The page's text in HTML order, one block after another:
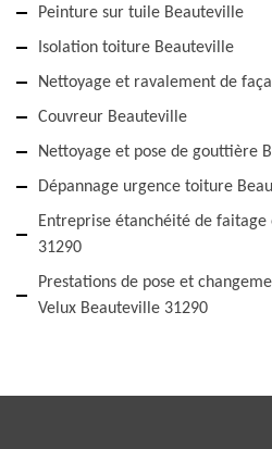
Peinture sur tuile Beauteville
Isolation toiture Beauteville
Nettoyage et ravalement de
Couvreur Beauteville
Nettoyage et pose de gouttière
Dépannage urgence toiture
Entreprise étanchéité de
31290
Prestations de pose et
Velux Beauteville 31290